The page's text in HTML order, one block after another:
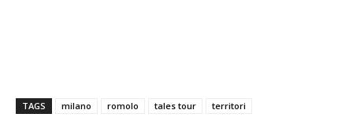
TAGS milano romolo tales tour territori